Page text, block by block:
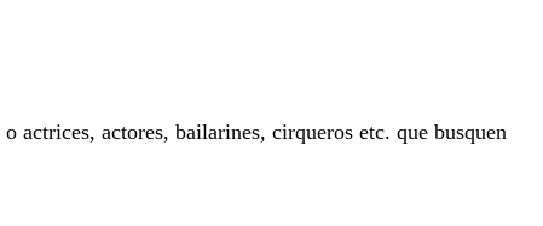
actrices, actores, bailarines, cirqueros etc. que busquen